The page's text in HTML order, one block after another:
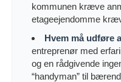
kommunen kræve
etageejendomme
Hvem må udføre
entreprenør med
og en rådgivende
“handyman” til